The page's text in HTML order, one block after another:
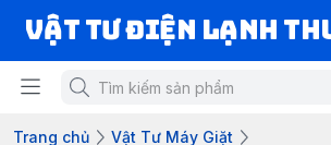
VẬT TƯ ĐIỆN LẠNH
Trang chủ
Vật Tư Máy Giặt